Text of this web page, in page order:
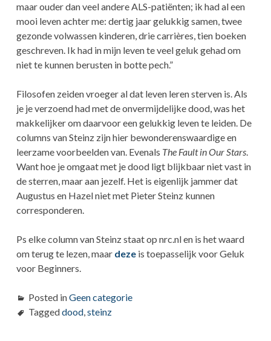
maar ouder dan veel andere ALS-patiënten; ik had al een
mooi leven achter me: dertig jaar gelukkig samen, twee
gezonde volwassen kinderen, drie carrières, tien boeken
geschreven. Ik had in mijn leven te veel geluk gehad om
niet te kunnen berusten in botte pech.”
Filosofen zeiden vroeger al dat leven leren sterven is. Als
je je verzoend had met de onvermijdelijke dood, was het
makkelijker om daarvoor een gelukkig leven te leiden. De
columns van Steinz zijn hier bewonderenswaardige en
leerzame voorbeelden van. Evenals The Fault in Our Stars.
Want hoe je omgaat met je dood ligt blijkbaar niet vast in
de sterren, maar aan jezelf. Het is eigenlijk jammer dat
Augustus en Hazel niet met Pieter Steinz kunnen
corresponderen.
Ps elke column van Steinz staat op nrc.nl en is het waard
om terug te lezen, maar dezeis toepasselijk voor Geluk
voor Beginners.
Posted inGeen categorie
Taggeddood,steinz